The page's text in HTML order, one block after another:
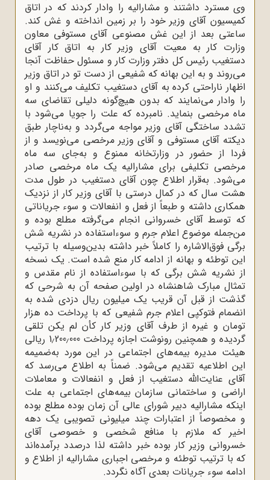
وی مسترد داشتند و مشارالیه را وادار کردند که در اتاق
کمیسیون آقای وزیر خود را بر زمین انداخته و غش کند.
ساعتی بعد از این غش مصنوعی آقای مستوفی معاون
وزارت کار به معیت آقای وزیر کار به اتاق کار آقای
دستغیب رئیس کل دفتر وزارت کار و مسئول حفاظت آنجا
می‌روند و به این بهانه که شفیعی از دست تو در اتاق وزیر
اظهار ناراحتی کرده به آقای دستغیب تکلیف می‌کنند و او
را وادار می‌نمایند که بدون هیچ‌گونه دلیلی تقاضای سه
ماه مرخصی بنماید. نامبرده که علت را جویا می‌شود با
تشدد ساختگی آقای وزیر مواجه می‌گردد و به‌ناچار طبق
دیکته آقای مستوفی و آقای وزیر مرخصی می‌نویسد و از
فردا از حضور در وزارتخانه ممنوع و به‌جای سه ماه
مرخصی تکلیفی برای مشارالیه یک ماه مرخصی صادر
می‌شود. به‌قرار اطلاع چون آقای دستغیب در طول مدت
هشت سال که در کمال درستی با آقای وزیر کار از نزدیک
همکاری داشته و طبعاً از فعل و انفعالات و سوء جریاناتی
که توسط آقای خسروانی انجام می‌گرفته مطلع بوده و
من‌جمله موضوع اعلام جرم و سوءاستفاده در نشریه شش
برگی فوق‌الاشاره را کاملاً خبر داشته بدین‌وسیله با ترتیب
این توطئه و بهانه از ادامه کار منع شده است. یک نسخه
از نشریه شش برگی که با سوءاستفاده از نام مقدس و
تمثال مبارک شاهنشاه در اولین صفحه آن به شرحی که
گذشت از قبل آن قریب یک میلیون ریال دزدی شده به
انضمام فتوکپی اعلام جرم شفیعی که با پرداخت ده هزار
تومان و غیره از طرف آقای وزیر کار کأن لم یکن تلقی
گردیده و همچنین رونوشت اجازه پرداخت 1٫200٫000 ریالی
هیئت مدیره بیمه‌های اجتماعی در این مورد به‌ضمیمه
این اطلاعیه تقدیم می‌شود. ضمناً به اطلاع می‌رسد که
آقای عنایت‌الله دستغیب از فعل و انفعالات و معاملات
اراضی و ساختمانی سازمان بیمه‌های اجتماعی به علت
اینکه مشارالیه دبیر شورای عالی آن زمان بوده مطلع بوده
و مخصوصاً از اعتبارات چند میلیونی تصویبی یک دهه
اخیر که ملازم با منافع شخصی و خصوصی آقای
خسروانی وزیر کار بوده خبر داشته لذا درصدد برآمده‌اند
که با ترتیب توطئه و مرخصی اجباری مشارالیه از اطلاع و
ادامه سوء جریانات بعدی آگاه نگردد.